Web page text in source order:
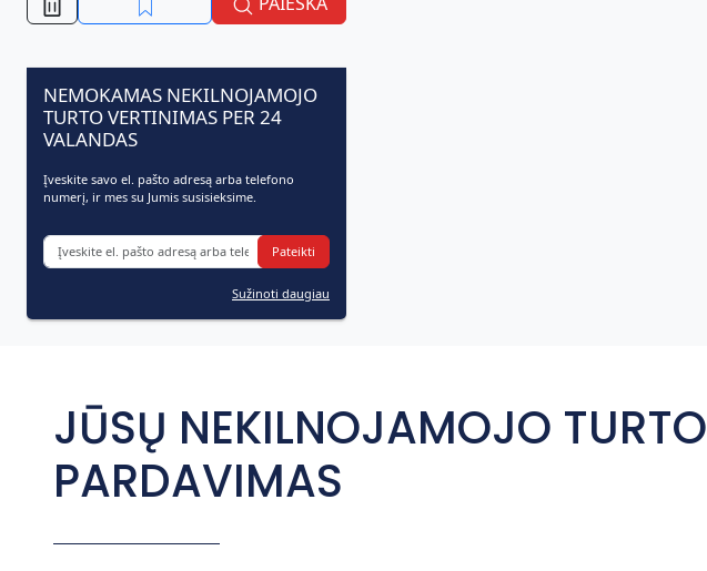
NEMOKAMAS NEKILNOJAMOJO
TURTO VERTINIMAS PER 24
VALANDAS
Įveskite savo el. pašto adresą arba telefono
numerį, ir mes su Jumis susisieksime.
Pateikti
Sužinoti daugiau
JŪSŲ NEKILNOJAMOJO TURTO
PARDAVIMAS